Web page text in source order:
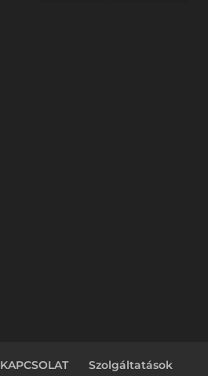
KAPCSOLAT Szolgáltatások